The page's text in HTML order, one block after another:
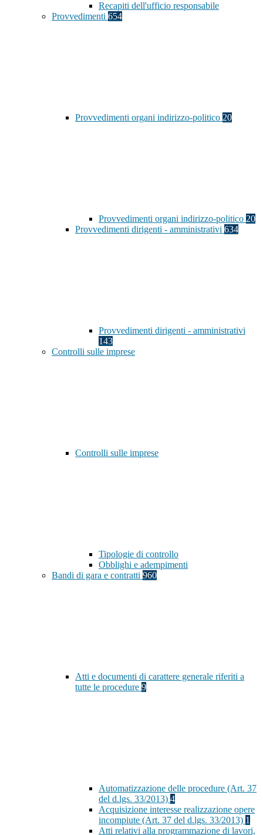
Recapiti dell'ufficio responsabile
Provvedimenti 654
Provvedimenti organi indirizzo-politico 20
Provvedimenti organi indirizzo-politico 20
Provvedimenti dirigenti - amministrativi 634
Provvedimenti dirigenti - amministrativi
143
Controlli sulle imprese
Controlli sulle imprese
Tipologie di controllo
Obblighi e adempimenti
Bandi di gara e contratti 960
Atti e documenti di carattere generale riferiti a
tutte le procedure 9
Automatizzazione delle procedure (Art. 37
del d.lgs. 33/2013) 4
Acquisizione interesse realizzazione opere
incompiute (Art. 37 del d.lgs. 33/2013) 1
Atti relativi alla programmazione di lavori,